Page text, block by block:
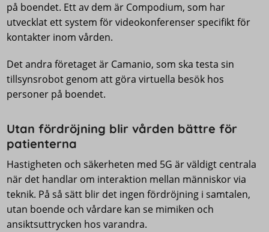
på boendet. Ett av dem är Compodium, som har
utvecklat ett system för videokonferenser specifikt för
kontakter inom vården.
Det andra företaget är Camanio, som ska testa sin
tillsynsrobot genom att göra virtuella besök hos
personer på boendet.
Utan fördröjning blir vården bättre för
patienterna
Hastigheten och säkerheten med 5G är väldigt centrala
när det handlar om interaktion mellan människor via
teknik. På så sätt blir det ingen fördröjning i samtalen,
utan boende och vårdare kan se mimiken och
ansiktsuttrycken hos varandra.